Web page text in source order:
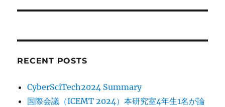
RECENT POSTS
CyberSciTech2024 Summary
国際会議（ICEMT 2024）本研究室4年生1名が論